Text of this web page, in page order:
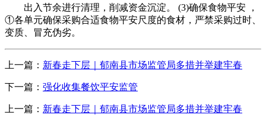
出入节余进行清理，削减资金沉淀。 (3)确保食物平安 ，
①各单元确保采购合适食物平安尺度的食材，严禁采购过时、
变质、冒充伪劣。
上一篇： 新春走下层｜郁南县市场监管局多措并举建牢春
下一篇： 强化收集餐饮平安监管
上一篇： 新春走下层｜郁南县市场监管局多措并举建牢春